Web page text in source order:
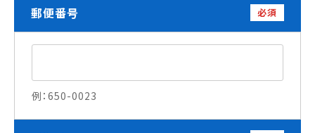
サマーチャレンジ実習
コンクールチャレンジ
施設・設備紹介
先生紹介
キャンパスライフ
郵便番号 必須
例：650-0023